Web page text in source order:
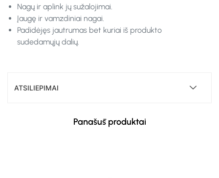
Nagų ir aplink jų sužalojimai.
Įaugę ir vamzdiniai nagai.
Padidėjęs jautrumas bet kuriai iš produkto
sudedamųjų dalių.
ATSILIEPIMAI
Panašūs produktai